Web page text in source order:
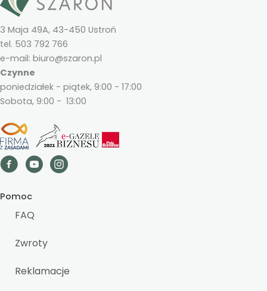
3 Maja 49A, 43-450 Ustroń
tel. 503 792 766
e-mail: biuro@szaron.pl
Czynne
poniedziałek - piątek, 9:00 - 17:00
Sobota, 9:00 - 13:00
Pomoc
FAQ
Zwroty
Reklamacje